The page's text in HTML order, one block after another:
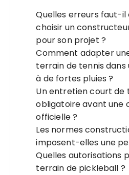
Quelles erreurs faut-
choisir un
pour son projet ?
Comment adapter
terrain de tennis dans
à de fortes pluies ?
Un entretien court de
obligatoire avant une
officielle ?
Les normes
imposent-elles une
Quelles autorisations
terrain de pickleball ?